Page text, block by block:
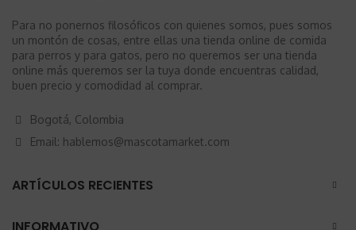
Para no ponernos filosóficos con quienes somos, pues somos
un montón de cosas, entre ellas una tienda online de comida
para perros y para gatos, pero no queremos ser una tienda
online más queremos ser la tuya donde encuentras calidad,
buen precio y comodidad al comprar.
Bogotá, Colombia
Email: hablemos@mascotamarket.com
ARTÍCULOS RECIENTES